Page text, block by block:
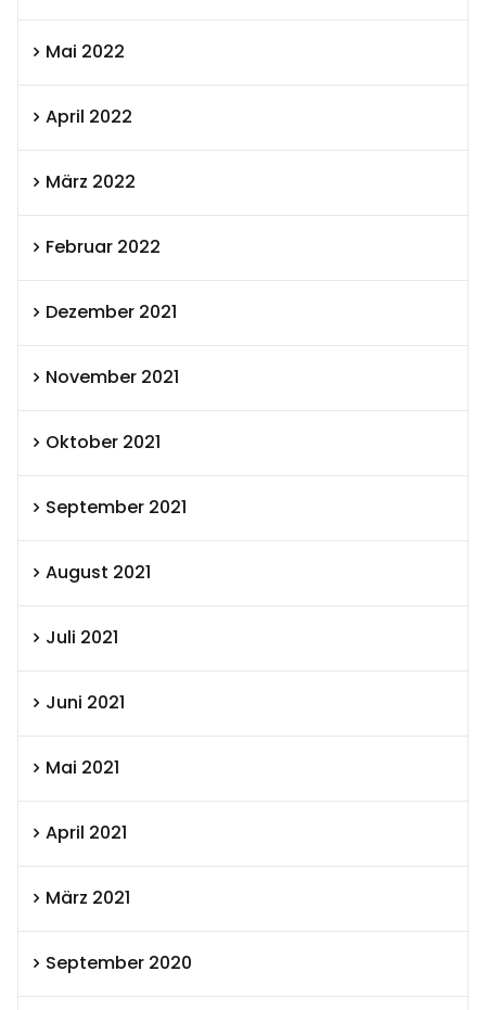
Mai 2022
April 2022
März 2022
Februar 2022
Dezember 2021
November 2021
Oktober 2021
September 2021
August 2021
Juli 2021
Juni 2021
Mai 2021
April 2021
März 2021
September 2020